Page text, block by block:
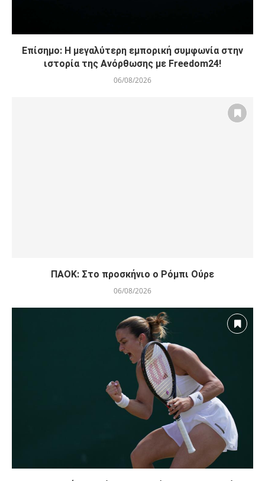
Επίσημο: Η μεγαλύτερη εμπορική συμφωνία στην
ιστορία της Ανόρθωσης με Freedom24!
06/08/2026
ΠΑΟΚ: Στο προσκήνιο ο Ρόμπι Ούρε
06/08/2026